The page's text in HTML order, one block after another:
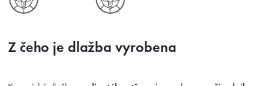
Z čeho je dlažba vyrobena